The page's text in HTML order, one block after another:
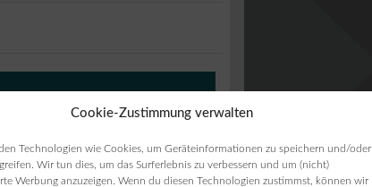
Cookie-Zustimmung verwalten
Technologien wie Cookies, um Geräteinformationen zu speichern und/oder
Wir tun dies, um das Surferlebnis zu verbessern und um (nicht)
Werbung anzuzeigen. Wenn du diesen Technologien zustimmst, können wir